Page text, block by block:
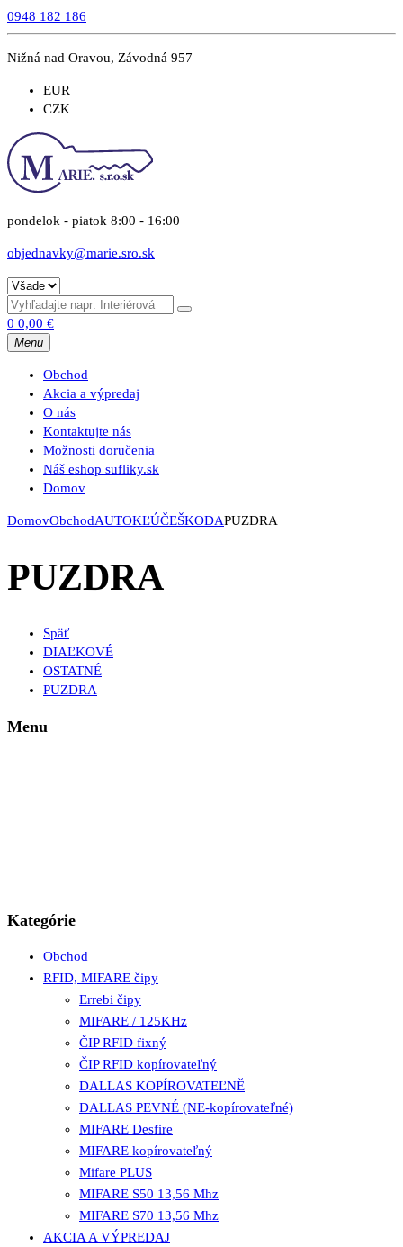
0948 182 186
Nižná nad Oravou, Závodná 957
EUR
CZK
pondelok - piatok 8:00 - 16:00
objednavky@marie.sro.sk
0 0,00 €
Menu
Obchod
Akcia a výpredaj
O nás
Kontaktujte nás
Možnosti doručenia
Náš eshop sufliky.sk
Domov
DomovObchodAUTOKĽÚČEŠKODAPUZDRA
PUZDRA
Späť
DIAĽKOVÉ
OSTATNÉ
PUZDRA
Menu
Kategórie
Obchod
RFID, MIFARE čipy
Errebi čipy
MIFARE / 125KHz
ČIP RFID fixný
ČIP RFID kopírovateľný
DALLAS KOPÍROVATEĽNĚ
DALLAS PEVNÉ (NE-kopírovateľné)
MIFARE Desfire
MIFARE kopírovateľný
Mifare PLUS
MIFARE S50 13,56 Mhz
MIFARE S70 13,56 Mhz
AKCIA A VÝPREDAJ